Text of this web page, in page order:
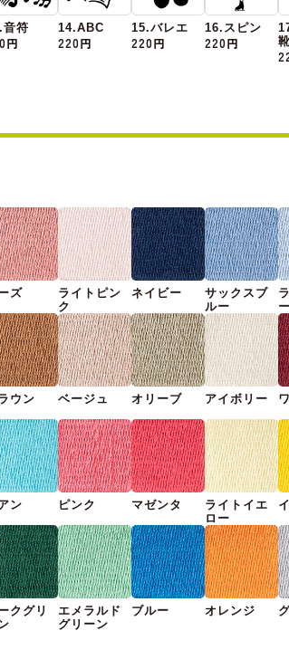
音符
円
14.ABC
220円
15.バレエ
220円
16.スピン
220円
ズ
ライトピン
ク
ネイビー
サックスブ
ルー
ー
ウン ベージュ オリーブ アイボリー
ン ピンク マゼンタ
ライトイエ
ロー
クグリ
エメラルド
グリーン
ブルー オレンジ